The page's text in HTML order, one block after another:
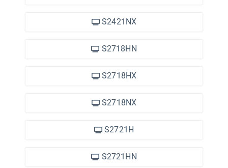
S2421NX
S2718HN
S2718HX
S2718NX
S2721H
S2721HN